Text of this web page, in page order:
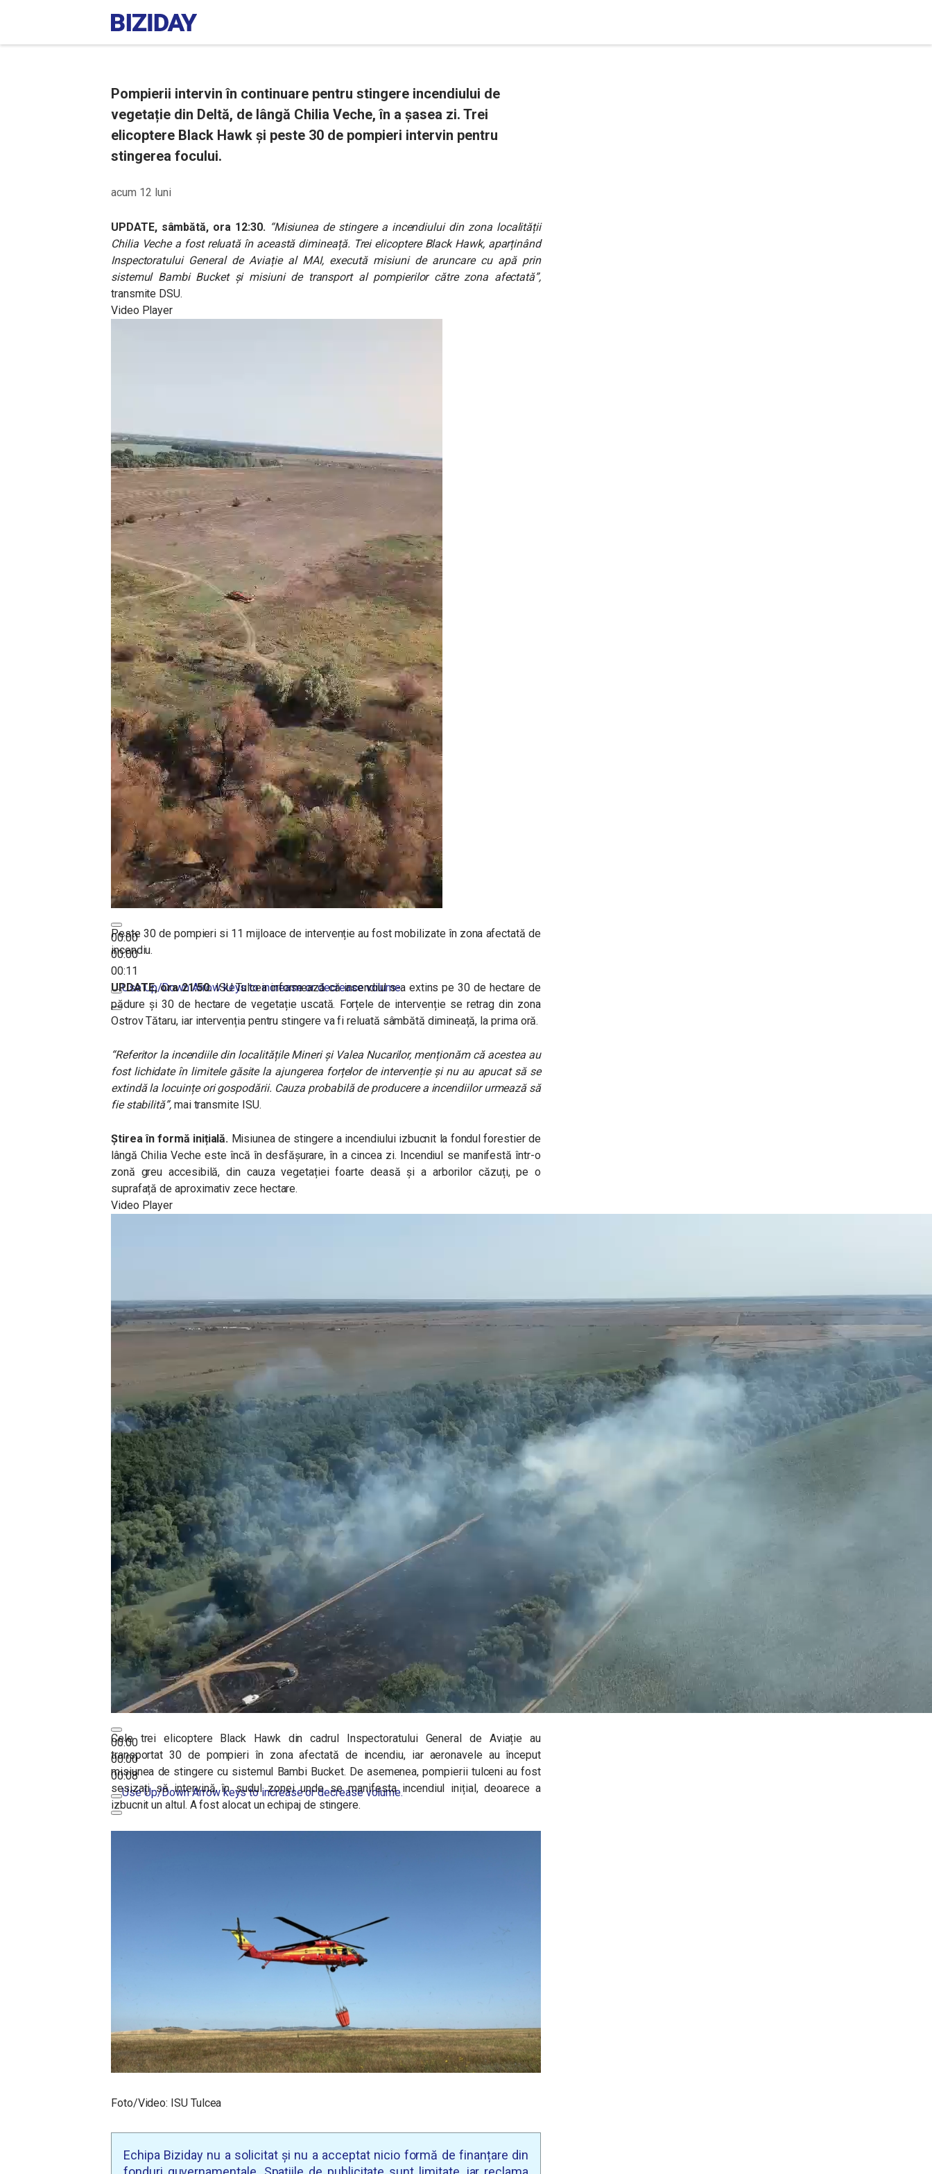
Pompierii intervin în continuare pentru stingere incendiului de
vegetație din Deltă, de lângă Chilia Veche, în a șasea zi. Trei
elicoptere Black Hawk și peste 30 de pompieri intervin pentru
stingerea focului.
acum 12 luni
UPDATE, sâmbătă, ora 12:30. “Misiunea de stingere a incendiului din zona localității
Chilia Veche a fost reluată în această dimineață. Trei elicoptere Black Hawk, aparținând
Inspectoratului General de Aviație al MAI, execută misiuni de aruncare cu apă prin
sistemul Bambi Bucket și misiuni de transport al pompierilor către zona afectată”,
transmite DSU.
Video Player
00:00
00:00
00:11
Use Up/Down Arrow keys to increase or decrease volume.
Peste 30 de pompieri si 11 mijloace de intervenție au fost mobilizate în zona afectată de
incendiu.
UPDATE, ora 21:50.ISU Tulcea informează că incendiul s-a extins pe 30 de hectare de
pădure și 30 de hectare de vegetație uscată. Forțele de intervenție se retrag din zona
Ostrov Tătaru, iar intervenția pentru stingere va fi reluată sâmbătă dimineață, la prima oră.
“Referitor la incendiile din localitățile Mineri și Valea Nucarilor, menționăm că acestea au
fost lichidate în limitele găsite la ajungerea forțelor de intervenție și nu au apucat să se
extindă la locuințe ori gospodării. Cauza probabilă de producere a incendiilor urmează să
fie stabilită”,mai transmite ISU.
Știrea în formă inițială. Misiunea de stingere a incendiului izbucnit la fondul forestier de
lângă Chilia Veche este încă în desfășurare, în a cincea zi. Incendiul se manifestă într-o
zonă greu accesibilă, din cauza vegetației foarte deasă și a arborilor căzuți, pe o
suprafață de aproximativ zece hectare.
Video Player
00:00
00:00
00:08
Use Up/Down Arrow keys to increase or decrease volume.
Cele trei elicoptere Black Hawk din cadrul Inspectoratului General de Aviație au
transportat 30 de pompieri în zona afectată de incendiu, iar aeronavele au început
misiunea de stingere cu sistemul Bambi Bucket. De asemenea, pompierii tulceni au fost
sesizați să intervină în sudul zonei unde se manifesta incendiul inițial, deoarece a
izbucnit un altul. A fost alocat un echipaj de stingere.
Foto/Video: ISU Tulcea
Echipa Biziday nu a solicitat și nu a acceptat nicio formă de finanțare din